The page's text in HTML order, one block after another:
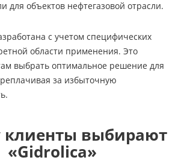
для объектов нефтегазовой отрасли.
с учетом специфических
области применения. Это
выбрать оптимальное решение для
за избыточную
клиенты выбирают
«Gidrolica»